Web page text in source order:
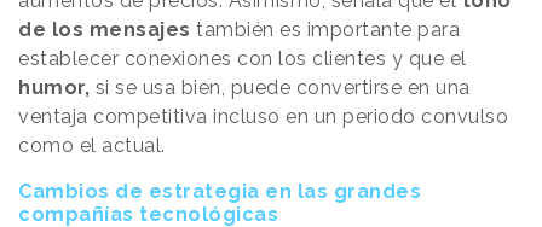
de los mensajes también es importante para
establecer conexiones con los clientes y que el
humor, si se usa bien, puede convertirse en una
ventaja competitiva incluso en un periodo convulso
como el actual.
Cambios de estrategia en las grandes
compañías tecnológicas